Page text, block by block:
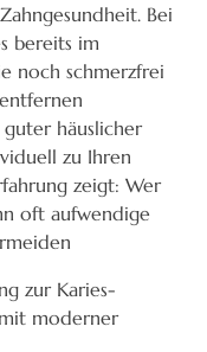
Bei
bereits im
noch schmerzfrei
häuslicher
zu Ihren
zeigt: Wer
oft aufwendige